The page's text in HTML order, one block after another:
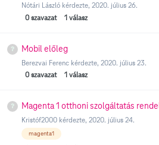
Nótári László kérdezte, 2020. július 26.
0 szavazat 1 válasz
Mobil előleg
Berezvai Ferenc kérdezte, 2020. július 23.
0 szavazat 1 válasz
Magenta 1 otthoni szolgáltatás
Kristóf2000 kérdezte, 2020. július 24.
magenta1